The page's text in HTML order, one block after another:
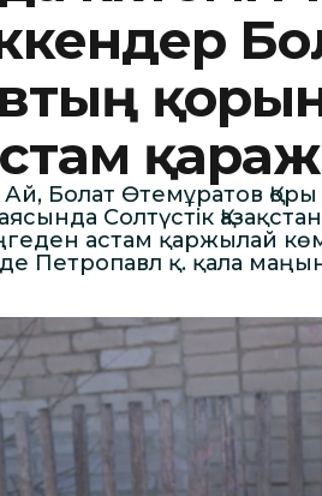
Ай, Болат Өтемұратов
Солтүстік
астам қаржылай
Петропавл қ. қала